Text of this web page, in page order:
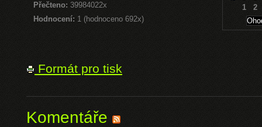
Přečteno:39984022x
Hodnocení: 1 (hodnoceno 692x)
1 2
Formát pro tisk
Komentáře